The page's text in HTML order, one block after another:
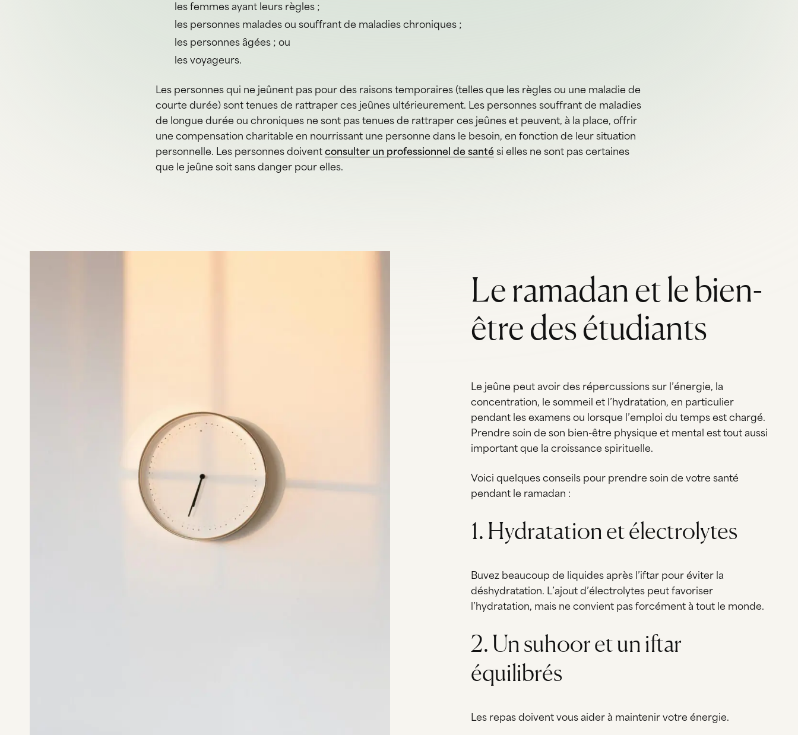
les femmes ayant leurs règles ;
les personnes malades ou souffrant de maladies chroniques ;
les personnes âgées ; ou
les voyageurs.
Les personnes qui ne jeûnent pas pour des raisons temporaires (telles que les règles ou une maladie de
courte durée) sont tenues de rattraper ces jeûnes ultérieurement. Les personnes souffrant de maladies
de longue durée ou chroniques ne sont pas tenues de rattraper ces jeûnes et peuvent, à la place, offrir
une compensation charitable en nourrissant une personne dans le besoin, en fonction de leur situation
personnelle. Les personnes doiventconsulter un professionnel de santé si elles ne sont pas certaines
que le jeûne soit sans danger pour elles.
Le ramadan et le bien-
être des étudiants
Le jeûne peut avoir des répercussions sur l’énergie, la
concentration, le sommeil et l’hydratation, en particulier
pendant les examens ou lorsque l’emploi du temps est chargé.
Prendre soin de son bien-être physique et mental est tout aussi
important que la croissance spirituelle.
Voici quelques conseils pour prendre soin de votre santé
pendant le ramadan :
1. Hydratation et électrolytes
Buvez beaucoup de liquides après l’iftar pour éviter la
déshydratation. L’ajout d’électrolytes peut favoriser
l’hydratation, mais ne convient pas forcément à tout le monde.
2. Un suhoor et un iftar
équilibrés
Les repas doivent vous aider à maintenir votre énergie.